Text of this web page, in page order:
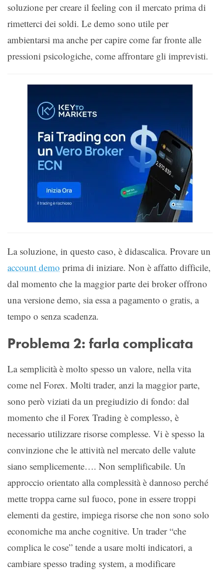
soluzione per creare il feeling con il mercato prima di
rimetterci dei soldi. Le demo sono utile per
ambientarsi ma anche per capire come far fronte alle
pressioni psicologiche, come affrontare gli imprevisti.
La soluzione, in questo caso, è didascalica. Provare un
account demo prima di iniziare. Non è affatto difficile,
dal momento che la maggior parte dei broker offrono
una versione demo, sia essa a pagamento o gratis, a
tempo o senza scadenza.
Problema 2: farla complicata
La semplicità è molto spesso un valore, nella vita
come nel Forex. Molti trader, anzi la maggior parte,
sono però viziati da un pregiudizio di fondo: dal
momento che il Forex Trading è complesso, è
necessario utilizzare risorse complesse. Vi è spesso la
convinzione che le attività nel mercato delle valute
siano semplicemente…. Non semplificabile. Un
approccio orientato alla complessità è dannoso perché
mette troppa carne sul fuoco, pone in essere troppi
elementi da gestire, impiega risorse che non sono solo
economiche ma anche cognitive. Un trader “che
complica le cose” tende a usare molti indicatori, a
cambiare spesso trading system, a modificare